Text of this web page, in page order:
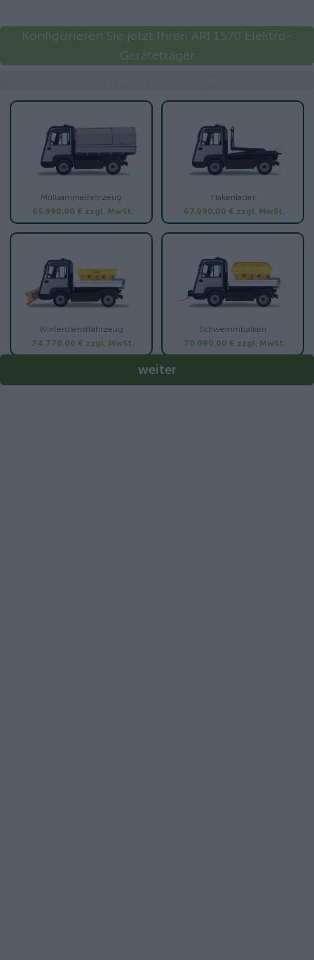
Konfigurieren Sie jetzt Ihren ARI 1570 Elektro-
Geräteträger
Müllsammelfahrzeug
65.990,00 € zzgl. MwSt.
Hakenlader
67.990,00 € zzgl. MwSt.
Winterdienstfahrzeug
74.770,00 € zzgl. MwSt.
Schwemmbalken
70.090,00 € zzgl. MwSt.
weiter